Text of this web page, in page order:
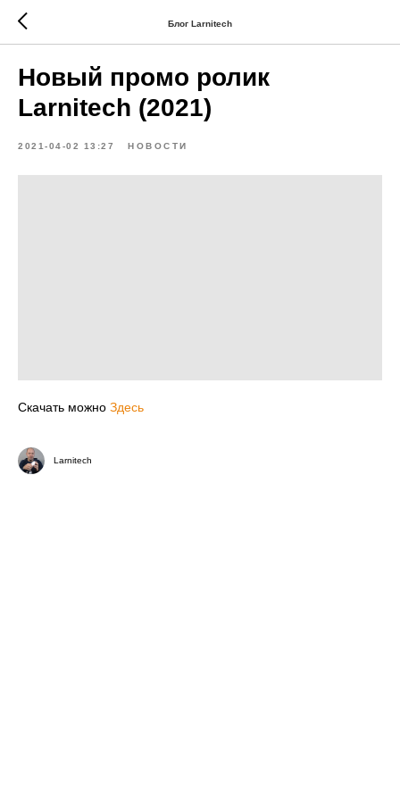
Блог Larnitech
Новый промо ролик
Larnitech (2021)
2021-04-02 13:27 НОВОСТИ
Скачать можно Здесь
Larnitech